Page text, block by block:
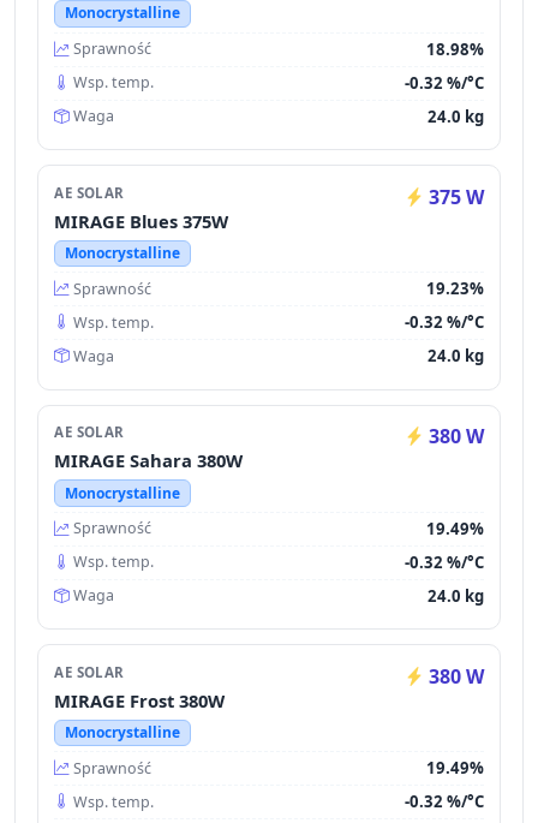
Monocrystalline
Sprawność
18.98%
Wsp. temp. -0.32 %/°C
Waga 24.0 kg
AE SOLAR 375 W
MIRAGE Blues 375W
Monocrystalline
Sprawność
19.23%
Wsp. temp. -0.32 %/°C
Waga 24.0 kg
AE SOLAR 380 W
MIRAGE Sahara 380W
Monocrystalline
Sprawność
19.49%
Wsp. temp. -0.32 %/°C
Waga 24.0 kg
AE SOLAR 380 W
MIRAGE Frost 380W
Monocrystalline
Sprawność
19.49%
Wsp. temp. -0.32 %/°C